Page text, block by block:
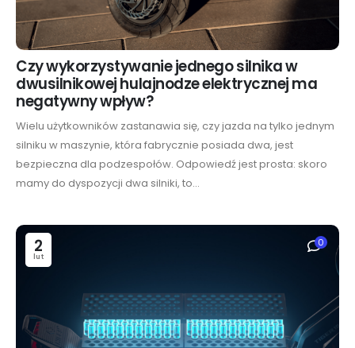
Czy wykorzystywanie jednego silnika w
dwusilnikowej hulajnodze elektrycznej ma
negatywny wpływ?
Wielu użytkowników zastanawia się, czy jazda na tylko jednym
silniku w maszynie, która fabrycznie posiada dwa, jest
bezpieczna dla podzespołów. Odpowiedź jest prosta: skoro
mamy do dyspozycji dwa silniki, to...
2
lut
0